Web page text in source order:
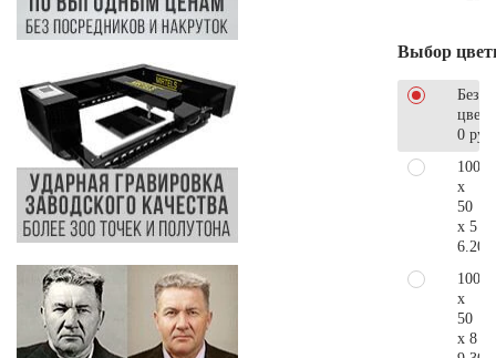
Выбор
Без
0 руб.
100
x
50
x 5
100
x
50
x 8